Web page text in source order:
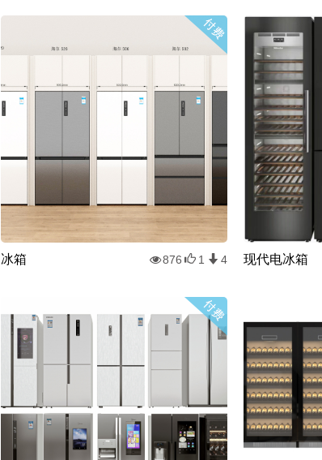
冰箱 876 1 4 现代电冰箱